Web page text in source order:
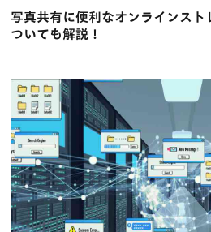
写真共有に便利なオンラインスト
ついても解説！